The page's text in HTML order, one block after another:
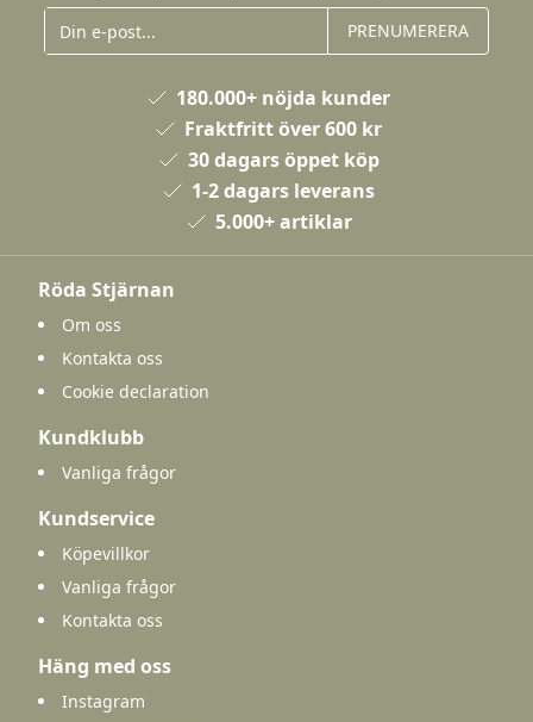
PRENUMERERA
180.000+ nöjda kunder
Fraktfritt över 600 kr
30 dagars öppet köp
1-2 dagars leverans
5.000+ artiklar
Röda Stjärnan
Om oss
Kontakta oss
Cookie declaration
Kundklubb
Vanliga frågor
Kundservice
Köpevillkor
Vanliga frågor
Kontakta oss
Häng med oss
Instagram